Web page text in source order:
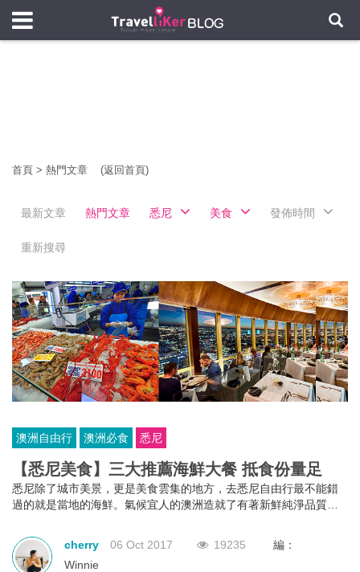
首頁 > 熱門文章 (返回首頁)
最新文章 熱門文章 悉尼 美食 發佈時間
重新搜尋
澳洲自由行 澳洲必食 悉尼
【悉尼美食】三大推薦海鮮大餐 抵食份量足
悉尼除了城市美景，更是美食雲集的地方，去悉尼自由行最不能錯
過的就是當地的海鮮。氣候宜人的澳洲造就了有著新鮮純淨品質的
尼魚市場(Fish market)、情人港(Daring Harbour)、悉尼塔(Sydney
Tower)，去悉尼自由行一定要去試一下。
cherry 06 Oct 2017 19235
編：
Winnie